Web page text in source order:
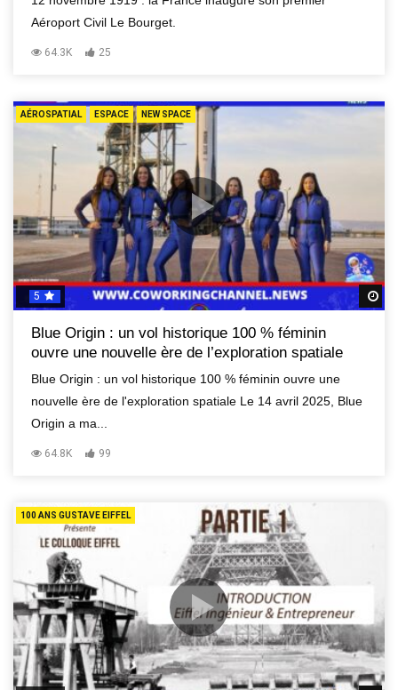
Aéroport Civil Le Bourget.
64.3K 25
AÉROSPATIAL ESPACE NEW SPACE
5
Blue Origin : un vol historique 100 % féminin
ouvre une nouvelle ère de l’exploration spatiale
Blue Origin : un vol historique 100 % féminin ouvre une
nouvelle ère de l'exploration spatiale Le 14 avril 2025, Blue
Origin a ma...
64.8K 99
100 ANS GUSTAVE EIFFEL